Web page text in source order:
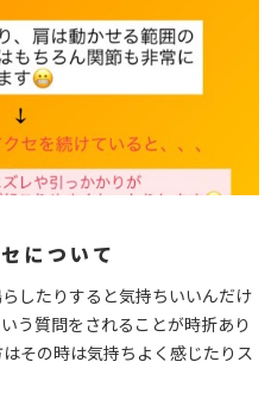
について
したりすると気持ちいいんだけ
う質問をされることが時折あり
その時は気持ちよく感じたりス